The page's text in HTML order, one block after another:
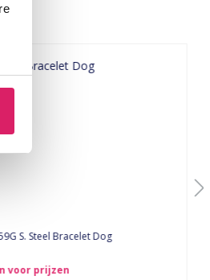
059G S. Steel Bracelet Dog
voor prijzen